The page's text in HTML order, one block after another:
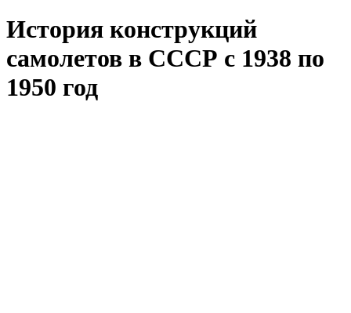
История конструкций
самолетов в СССР с 1938 по
1950 год